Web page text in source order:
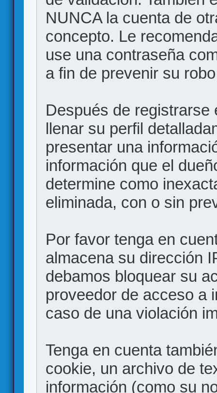
NUNCA la cuenta de
concepto. Le
use una contraseña
a fin de prevenir su
Después de registrarse
llenar su perfil
presentar una
información que el
determine como
eliminada, con o sin
Por favor tenga en
almacena su dirección
debamos bloquear su
proveedor de acceso a
caso de una violación
Tenga en cuenta
cookie, un archivo de
información (como su